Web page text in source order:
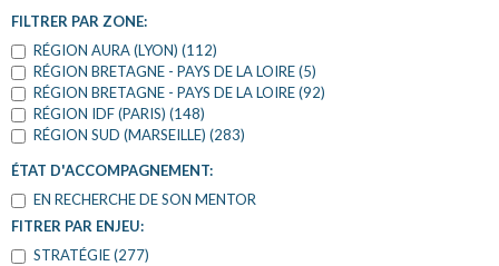
FILTRER PAR ZONE:
RÉGION AURA (LYON) (112)
RÉGION BRETAGNE - PAYS DE LA LOIRE (5)
RÉGION BRETAGNE - PAYS DE LA LOIRE (92)
RÉGION IDF (PARIS) (148)
RÉGION SUD (MARSEILLE) (283)
ÉTAT D'ACCOMPAGNEMENT:
EN RECHERCHE DE SON MENTOR
FITRER PAR ENJEU:
STRATÉGIE (277)